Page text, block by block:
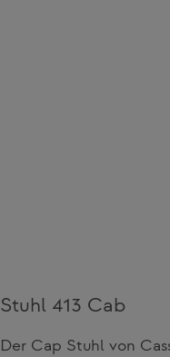
Stuhl 413 Cab
Der Cap Stuhl von